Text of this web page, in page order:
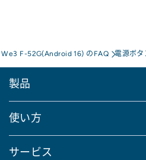
F-52G(Android 16) のFAQ 電源ボタ
製品
使い方
サービス